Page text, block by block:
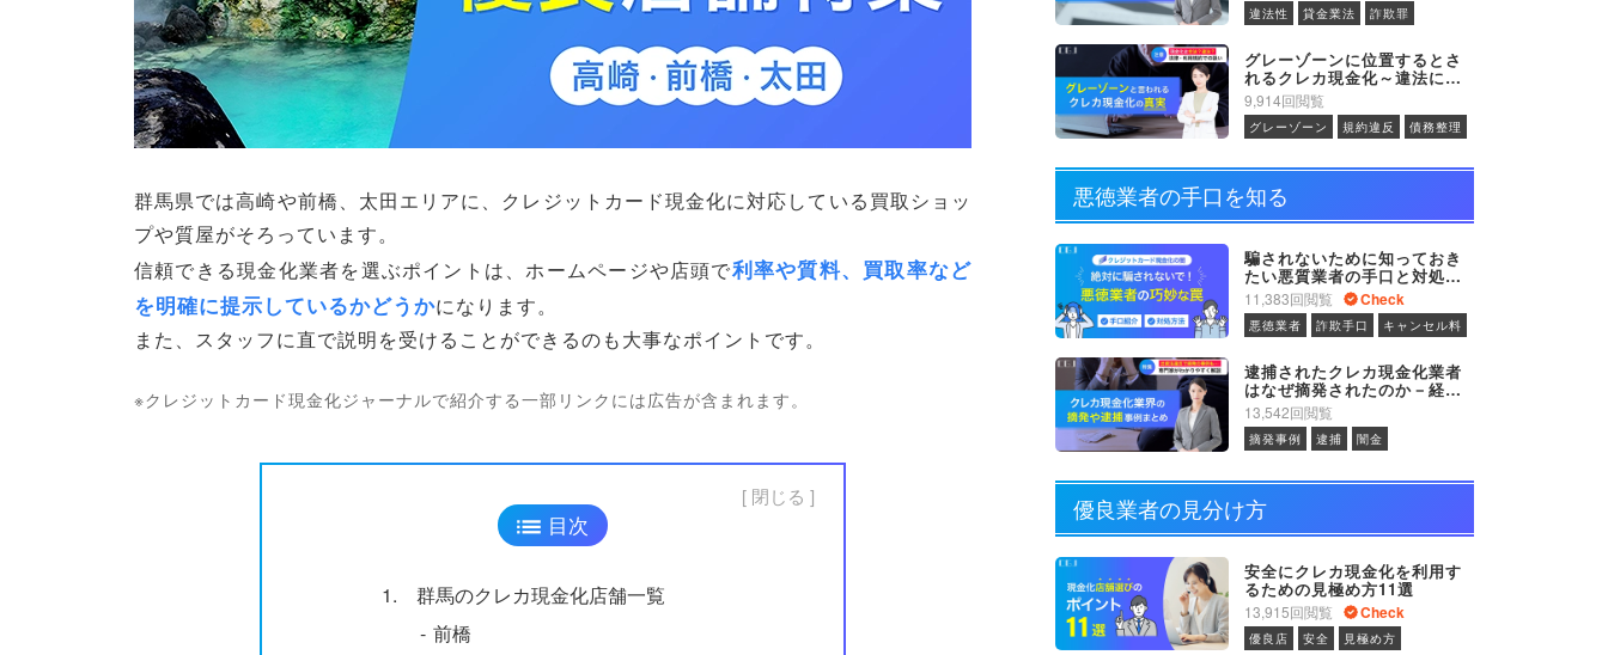
群馬県では高崎や前橋、太田エリアに、クレジットカード現金化に対応している買取ショッ
プや質屋がそろっています。
信頼できる現金化業者を選ぶポイントは、ホームページや店頭で利率や質料、買取率など
を明確に提示しているかどうかになります。
また、スタッフに直で説明を受けることができるのも大事なポイントです。
※クレジットカード現金化ジャーナルで紹介する一部リンクには広告が含まれます。
目次
1.
群馬のクレカ現金化店舗一覧
‐ 前橋
閉じる
違法性 貸金業法 詐欺罪
グレーゾーンに位置するとさ
れるクレカ現金化～違法にな
らない理由とは
9,914回閲覧
グレーゾーン 規約違反 債務整理
悪徳業者の手口を知る
騙されないために知っておき
たい悪質業者の手口と対処方
法
11,383回閲覧 Check
悪徳業者 詐欺手口 キャンセル料
逮捕されたクレカ現金化業者
はなぜ摘発されたのか－経緯
や背景を解説
13,542回閲覧
摘発事例 逮捕 闇金
優良業者の見分け方
安全にクレカ現金化を利用す
るための見極め方11選
13,915回閲覧 Check
優良店 安全 見極め方